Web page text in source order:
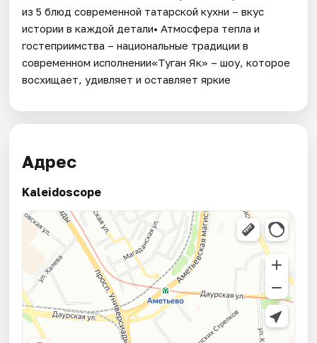
из 5 блюд современной татарской кухни – вкус
истории в каждой детали• Атмосфера тепла и
гостеприимства – национальные традиции в
современном исполнении«Туган Як» – шоу, которое
восхищает, удивляет и оставляет яркие
Адрес
Kaleidoscope